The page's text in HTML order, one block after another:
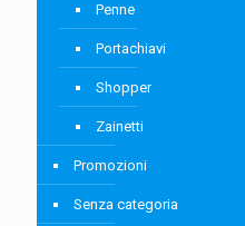
Penne
Portachiavi
Shopper
Zainetti
Promozioni
Senza categoria